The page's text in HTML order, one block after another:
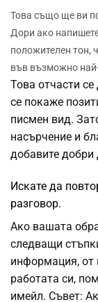
Това също ще ви
Дори ако
положителен тон,
във възможно
Това отчасти
се покаже
писмен вид.
насърчение и
добавите добри
Искате да
разговор.
Ако вашата
следващи
информация, от
работата си,
имейл. Съвет: